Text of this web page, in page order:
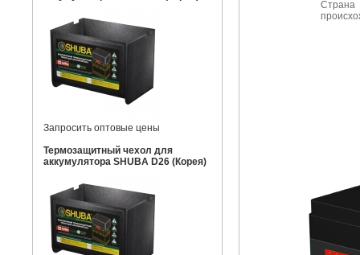
Запросить оптовые цены
Термозащитный чехол для
аккумулятора SHUBA D26 (Корея)
Страна